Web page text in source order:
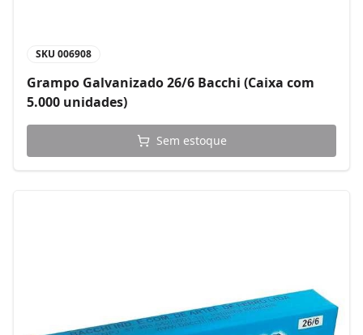
SKU 006908
Grampo Galvanizado 26/6 Bacchi (Caixa com
5.000 unidades)
Sem estoque